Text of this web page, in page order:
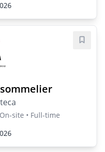
site • Full-time
Save